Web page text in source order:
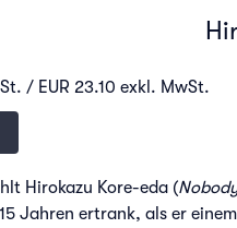
/ EUR 23.10 exkl. MwSt.
Hirokazu Kore-eda (
Jahren ertrank, als er